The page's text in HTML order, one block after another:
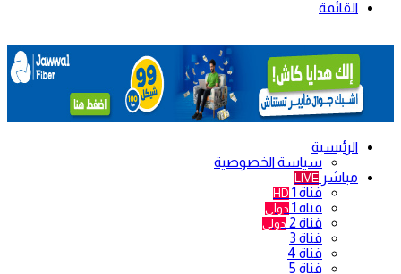
القائمة
الرئيسية
سياسة الخصوصية
مباشر LIVE
قناة 1 HD
قناة 1 دولي
قناة 2 دولي
قناة 3
قناة 4
قناة 5